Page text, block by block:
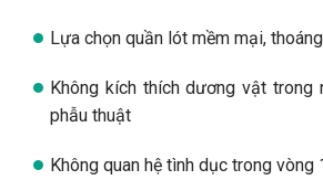
Lựa chọn quần lót mềm mại,
Không kích thích dương vật trong
phẫu thuật
Không quan hệ tình dục trong vòng